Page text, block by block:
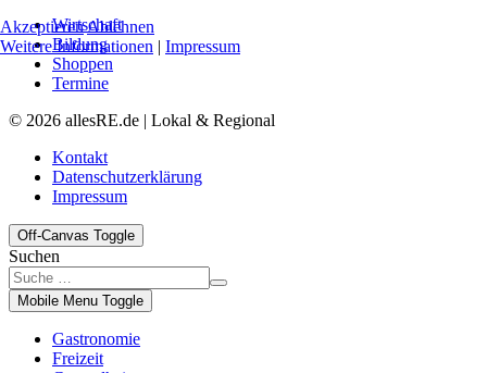
Wirtschaft
Bildung
Shoppen
Termine
© 2026 allesRE.de | Lokal & Regional
Kontakt
Datenschutzerklärung
Impressum
Off-Canvas Toggle
Suchen
Mobile Menu Toggle
Gastronomie
Freizeit
AkzeptierenAblehnen
Weitere Informationen | Impressum